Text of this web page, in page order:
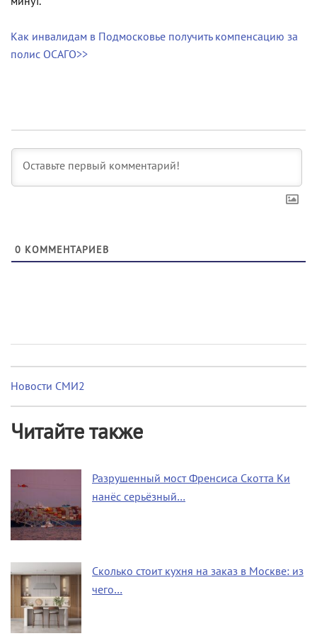
Как инвалидам в Подмосковье получить компенсацию за
полис ОСАГО>>
0 КОММЕНТАРИЕВ
Новости СМИ2
Читайте также
Разрушенный мост Френсиса Скотта Ки
нанёс серьёзный…
Сколько стоит кухня на заказ в Москве: из
чего…